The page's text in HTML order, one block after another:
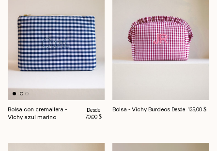
Bolsa con cremallera -
Vichy azul marino
Precio habitual
Desde
70,00 $
Bolsa - Vichy Burdeos Precio habitual
Desde 135,00 $